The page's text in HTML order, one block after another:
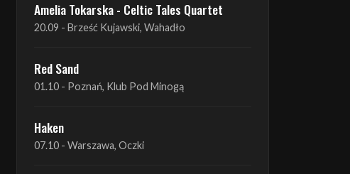
Red Sand
01.10 - Poznań, Klub Pod Minogą
Haken
07.10 - Warszawa, Oczki
Heretoir + Unreqvited + Nidare
19.10 - Wrocław, Łącznik